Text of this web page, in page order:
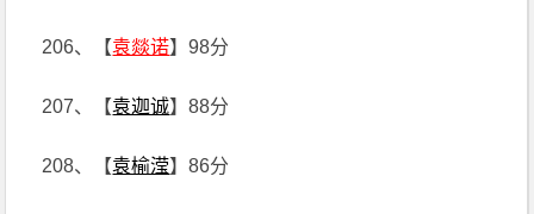
206、【袁燚诺】98分
207、【袁迦诚】88分
208、【袁榆滢】86分